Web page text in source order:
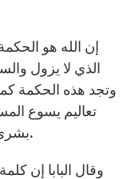
إن الله هو
الذي لا يزول
وتجد هذه الحكمة
تعاليم يسوع
بشري أمام الموت ويبرز ما له قيمة فعلية.
وقال البابا إن